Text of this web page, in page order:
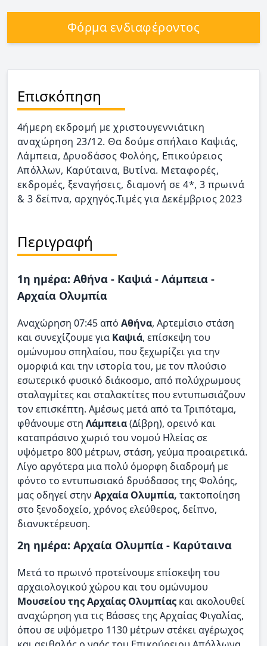
Φόρμα ενδιαφέροντος
Επισκόπηση
4ήμερη εκδρομή με χριστουγεννιάτικη
αναχώρηση 23/12. Θα δούμε σπήλαιο Καψιάς,
Λάμπεια, Δρυοδάσος Φολόης, Επικούρειος
Απόλλων, Καρύταινα, Βυτίνα. Μεταφορές,
εκδρομές, ξεναγήσεις, διαμονή σε 4*, 3 πρωινά
& 3 δείπνα, αρχηγός.Τιμές για Δεκέμβριος 2023
Περιγραφή
1η ημέρα: Αθήνα - Καψιά - Λάμπεια -
Αρχαία Ολυμπία
Αναχώρηση 07:45 από Αθήνα, Αρτεμίσιο στάση
και συνεχίζουμε για Καψιά, επίσκεψη του
ομώνυμου σπηλαίου, που ξεχωρίζει για την
ομορφιά και την ιστορία του, με τον πλούσιο
εσωτερικό φυσικό διάκοσμο, από πολύχρωμους
σταλαγμίτες και σταλακτίτες που εντυπωσιάζουν
τον επισκέπτη. Αμέσως μετά από τα Τριπόταμα,
φθάνουμε στη Λάμπεια(Δίβρη), ορεινό και
καταπράσινο χωριό του νομού Ηλείας σε
υψόμετρο 800 μέτρων, στάση, γεύμα προαιρετικά.
Λίγο αργότερα μια πολύ όμορφη διαδρομή με
φόντο το εντυπωσιακό δρυόδασος της Φολόης,
μας οδηγεί στην Αρχαία Ολυμπία, τακτοποίηση
στο ξενοδοχείο, χρόνος ελεύθερος, δείπνο,
διανυκτέρευση.
2η ημέρα: Αρχαία Ολυμπία - Καρύταινα
Μετά το πρωινό προτείνουμε επίσκεψη του
αρχαιολογικού χώρου και του ομώνυμου
Μουσείου της Αρχαίας Ολυμπίας και ακολουθεί
αναχώρηση για τις Βάσσες της Αρχαίας Φιγαλίας,
όπου σε υψόμετρο 1130 μέτρων στέκει αγέρωχος